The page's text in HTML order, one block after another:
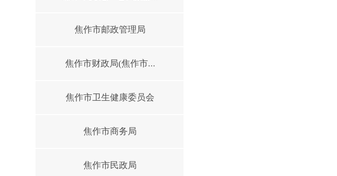
焦作市邮政管理局
焦作市财政局(焦作市...
焦作市卫生健康委员会
焦作市商务局
焦作市民政局